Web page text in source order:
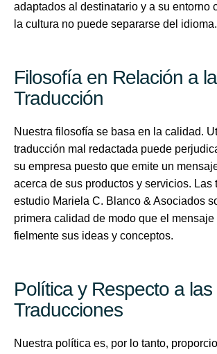
adaptados al destinatario y a su entorno
la cultura no puede separarse del idioma.
Filosofía en Relación a la
Traducción
Nuestra filosofía se basa en la calidad.
traducción mal redactada puede
su empresa puesto que emite un
acerca de sus productos y servicios. Las
estudio Mariela C. Blanco & Asociados
primera calidad de modo que el mensaje
fielmente sus ideas y conceptos.
Política y Respecto a las
Traducciones
Nuestra política es, por lo tanto,